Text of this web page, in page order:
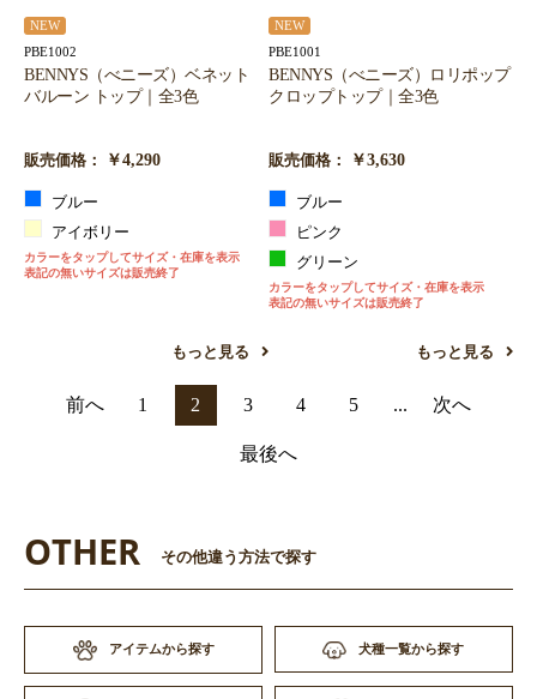
NEW
PBE1002
BENNYS（べニーズ）ベネット
バルーン トップ｜全3色
販売価格： ￥4,290
ブルー
アイボリー
カラーをタップしてサイズ・在庫を表示
表記の無いサイズは販売終了
もっと見る
NEW
PBE1001
BENNYS（べニーズ）ロリポップ
クロップトップ｜全3色
販売価格： ￥3,630
ブルー
ピンク
グリーン
カラーをタップしてサイズ・在庫を表示
表記の無いサイズは販売終了
もっと見る
前へ 1 2 3 4 5 ... 次へ
最後へ
OTHER その他違う方法で探す
アイテムから探す 犬種一覧から探す